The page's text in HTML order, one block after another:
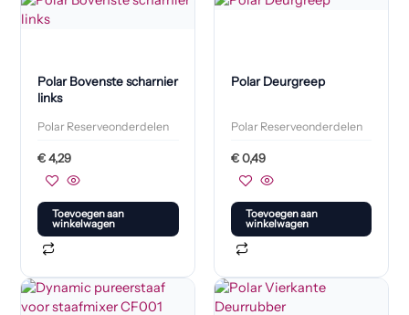
Polar Bovenste scharnier
links
Polar Reserveonderdelen
€4,29
Toevoegen aan
winkelwagen
Polar Deurgreep
Polar Reserveonderdelen
€0,49
Toevoegen aan
winkelwagen